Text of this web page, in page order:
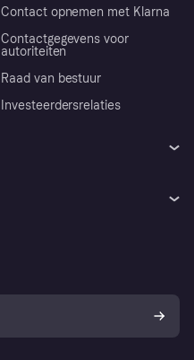
Contact opnemen met Klarna
Contactgegevens voor
autoriteiten
Raad van bestuur
Investeerdersrelaties